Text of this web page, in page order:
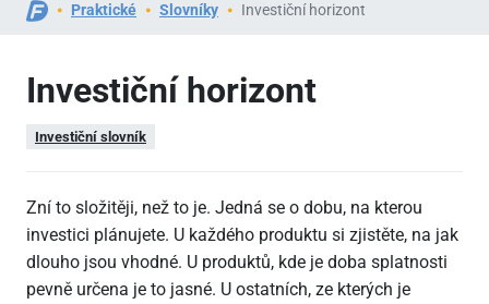
Praktické Slovníky Investiční horizont
Investiční horizont
Investiční slovník
Zní to složitěji, než to je. Jedná se o dobu, na kterou
investici plánujete. U každého produktu si zjistěte, na jak
dlouho jsou vhodné. U produktů, kde je doba splatnosti
pevně určena je to jasné. U ostatních, ze kterých je